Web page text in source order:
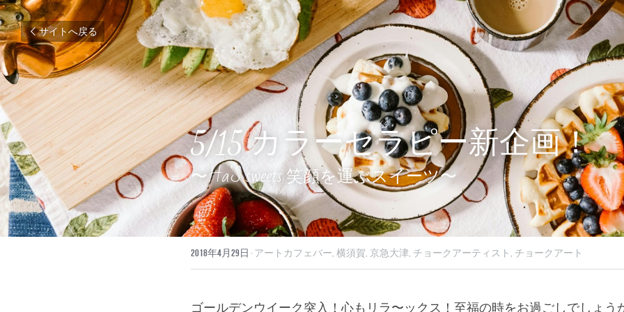
サイトへ戻る
5/15 カラーセラピー新企画！
〜Ha'S sweets 笑顔を運ぶスイーツ〜
2018年4月29日 · アートカフェバー, 横須賀, 京急大津, チョークアーティスト, チョークアート
ゴールデンウイーク突入！心もリラ〜ックス！至福の時をお過ごしでしょう